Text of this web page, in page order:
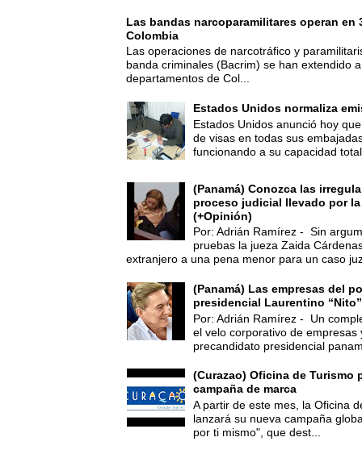
Las bandas narcoparamilitares operan en
Colombia
Las operaciones de narcotráfico y
banda criminales (Bacrim) se han extendido
departamentos de Col...
Estados Unidos normaliza
Estados Unidos anunció hoy
de visas en todas sus
funcionando a su capacidad
(Panamá) Conozca las
proceso judicial llevado por
(+Opinión)
Por: Adrián Ramírez - Sin
pruebas la jueza Zaida
extranjero a una pena menor para un caso
(Panamá) Las empresas del
presidencial Laurentino
Por: Adrián Ramírez - Un
el velo corporativo de empresas
precandidato presidencial
(Curazao) Oficina de Turismo
campaña de marca
A partir de este mes, la Oficina
lanzará su nueva campaña
por ti mismo", que dest...